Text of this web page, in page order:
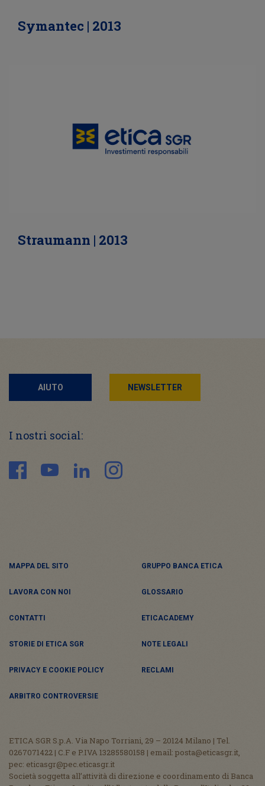
Symantec | 2013
Straumann | 2013
AIUTO NEWSLETTER
I nostri social:
MAPPA DEL SITO GRUPPO BANCA ETICA
LAVORA CON NOI GLOSSARIO
CONTATTI ETICACADEMY
STORIE DI ETICA SGR NOTE LEGALI
PRIVACY E COOKIE POLICY RECLAMI
ARBITRO CONTROVERSIE
ETICA SGR S.p.A. Via Napo Torriani, 29 – 20124 Milano | Tel.
0267071422 | C.F e P.IVA 13285580158 | email: posta@eticasgr.it,
pec: eticasgr@pec.eticasgr.it
Società soggetta all’attività di direzione e coordinamento di Banca